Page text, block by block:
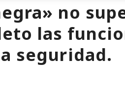
no
las
seguridad.